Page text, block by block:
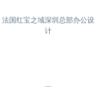
法国红宝之域深圳总部办公设
计